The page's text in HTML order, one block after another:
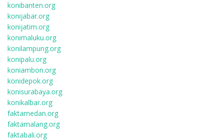
konibanten.org
konijabar.org
konijatim.org
konimaluku.org
konilampung.org
konipalu.org
koniambon.org
konidepok.org
konisurabaya.org
konikalbar.org
faktamedan.org
faktamalang.org
faktabali.org